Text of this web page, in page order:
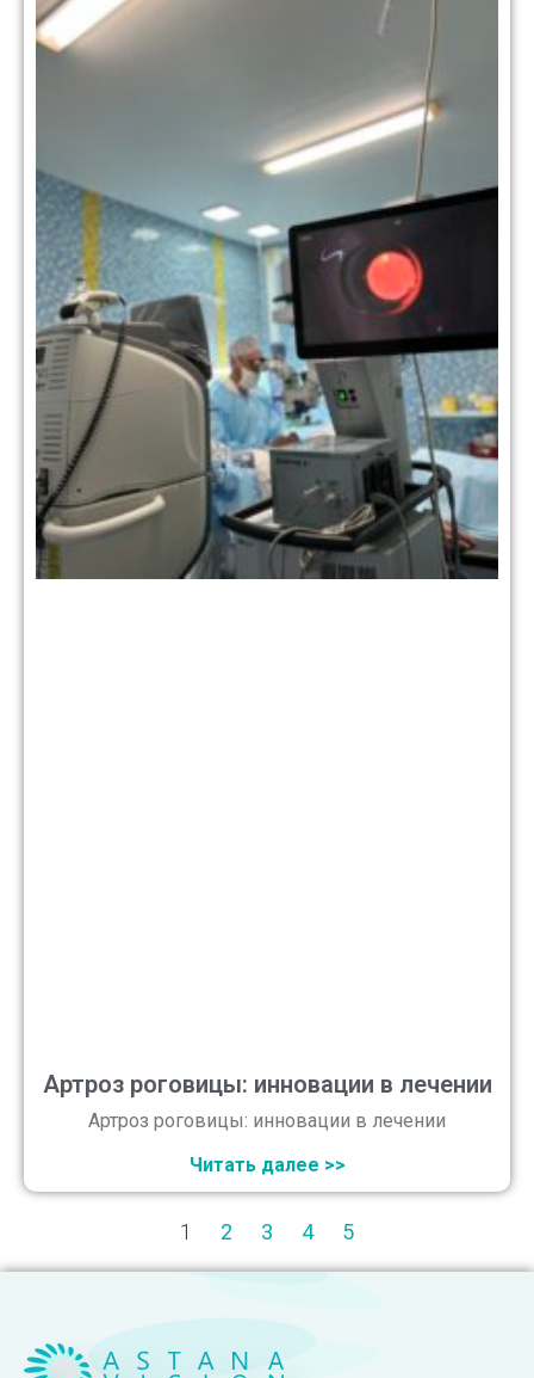
Артроз роговицы: инновации в лечении
Артроз роговицы: инновации в лечении
Читать далее >>
1 2 3 4 5